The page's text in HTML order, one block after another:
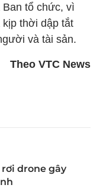
tổ chức, vì
thời dập tắt
và tài sản.
Theo VTC News
drone gây